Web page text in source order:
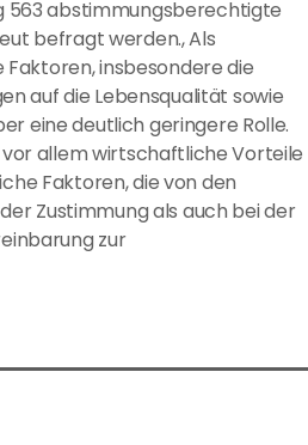
563 abstimmungsberechtigte
befragt werden., Als
insbesondere die
auf die Lebensqualität sowie
eine deutlich geringere Rolle.
allem wirtschaftliche Vorteile
Faktoren, die von den
Zustimmung als auch bei der
zur